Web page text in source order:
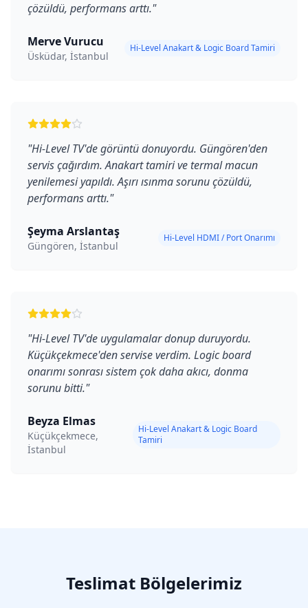
çözüldü, performans arttı."
Merve Vurucu
Üsküdar, İstanbul
Hi-Level Anakart & Logic Board Tamiri
"Hi-Level TV'de görüntü donuyordu. Güngören'den
servis çağırdım. Anakart tamiri ve termal macun
yenilemesi yapıldı. Aşırı ısınma sorunu çözüldü,
performans arttı."
Şeyma Arslantaş
Güngören, İstanbul
Hi-Level HDMI / Port Onarımı
"Hi-Level TV'de uygulamalar donup duruyordu.
Küçükçekmece'den servise verdim. Logic board
onarımı sonrası sistem çok daha akıcı, donma
sorunu bitti."
Beyza Elmas
Küçükçekmece,
İstanbul
Hi-Level Anakart & Logic Board
Tamiri
Teslimat Bölgelerimiz